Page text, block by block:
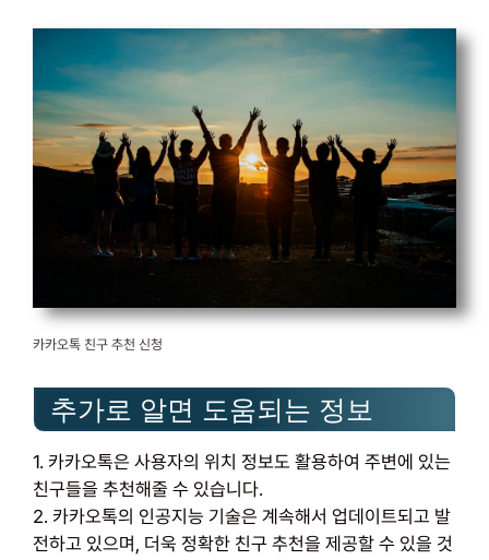
카카오톡 친구 추천 신청
추가로 알면 도움되는 정보
1. 카카오톡은 사용자의 위치 정보도 활용하여 주변에 있는
친구들을 추천해줄 수 있습니다.
2. 카카오톡의 인공지능 기술은 계속해서 업데이트되고 발
전하고 있으며, 더욱 정확한 친구 추천을 제공할 수 있을 것